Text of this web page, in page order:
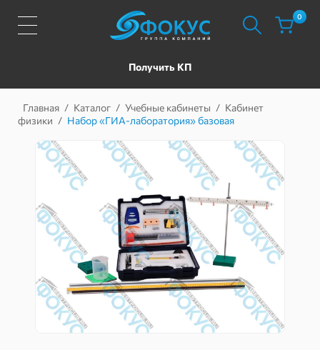
Получить КП
0
Главная / Каталог / Учебные кабинеты / Кабинет
физики / Набор «ГИА-лаборатория» базовая